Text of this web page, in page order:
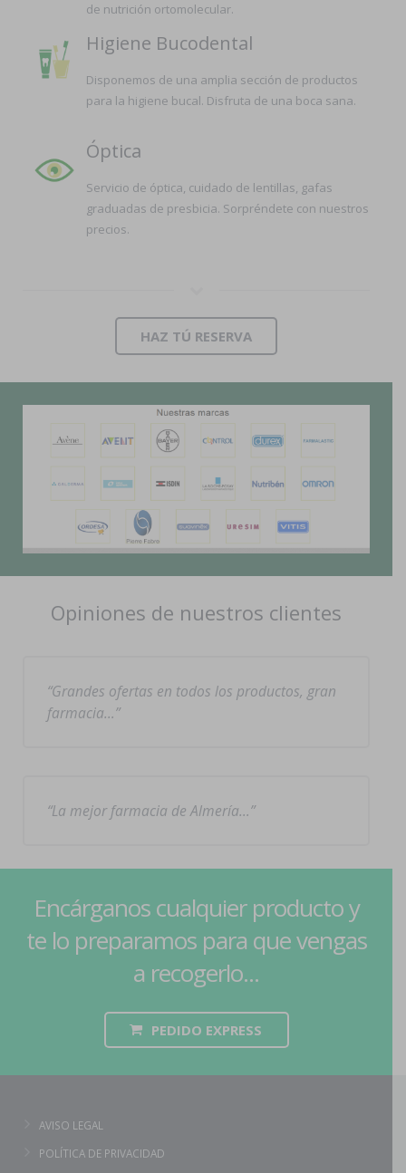
de nutrición ortomolecular.
Higiene Bucodental
Disponemos de una amplia sección de productos
para la higiene bucal. Disfruta de una boca sana.
Óptica
Servicio de óptica, cuidado de lentillas, gafas
graduadas de presbicia. Sorpréndete con nuestros
precios.
HAZ TÚ RESERVA
Opiniones de nuestros clientes
Grandes ofertas en todos los productos, gran
farmacia…
La mejor farmacia de Almería…
Encárganos cualquier producto y
te lo preparamos para que vengas
a recogerlo...
PEDIDO EXPRESS
AVISO LEGAL
POLÍTICA DE PRIVACIDAD